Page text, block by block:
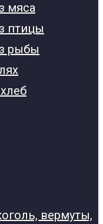
мяса
птицы
рыбы
вермуты,